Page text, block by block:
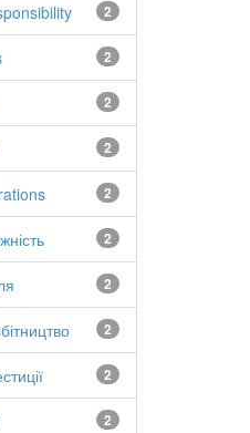
2
2
2
2
2
2
2
2
2
2